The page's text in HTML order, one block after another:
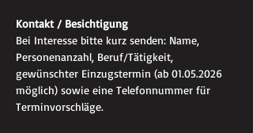
Kontakt / Besichtigung
Bei Interesse bitte kurz senden: Name,
Personenanzahl, Beruf/Tätigkeit,
gewünschter Einzugstermin (ab 01.05.2026
möglich) sowie eine Telefonnummer für
Terminvorschläge.